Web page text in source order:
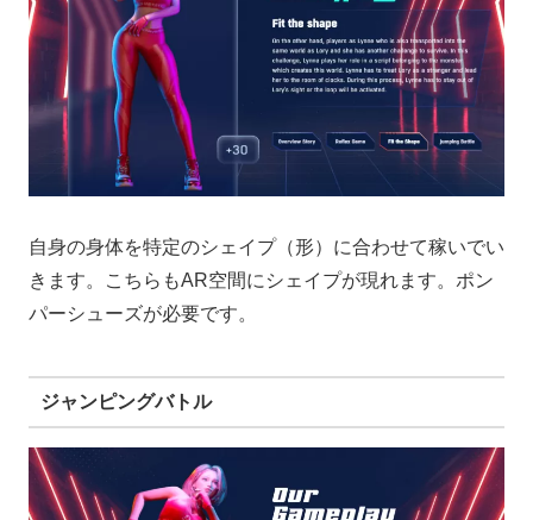
自身の身体を特定のシェイプ（形）に合わせて稼いでい
きます。こちらもAR空間にシェイプが現れます。ポン
パーシューズが必要です。
ジャンピングバトル